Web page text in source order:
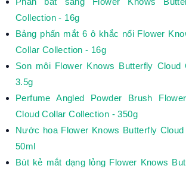
Collection - 16g
Bảng phấn mắt 6 ô khắc nổi Flower
Collar Collection - 16g
Son môi Flower Knows Butterfly Cloud
3.5g
Perfume Angled Powder Brush
Cloud Collar Collection - 350g
Nước hoa Flower Knows Butterfly
50ml
Bút kẻ mắt dạng lỏng Flower Knows